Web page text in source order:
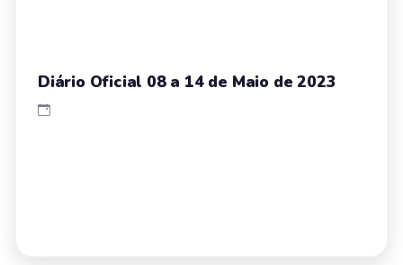
Diário Oficial 08 a 14 de Maio de 2023